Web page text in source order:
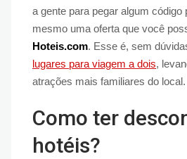
a gente para pegar algum código
mesmo uma oferta que você
Hoteis.com. Esse é, sem
lugares para viagem a dois,
atrações mais familiares do local.
Como ter
hotéis?